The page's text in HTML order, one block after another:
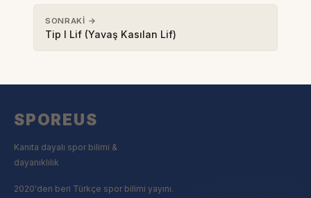
SONRAKI →
Tip I Lif (Yavaş Kasılan Lif)
SPOREUS
Kanıta dayalı spor bilimi &
dayanıklılık
2020'den beri Türkçe spor bilimi yayını.